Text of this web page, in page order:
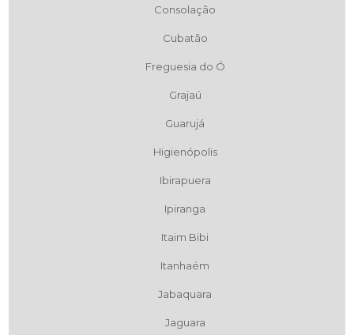
Consolação
Cubatão
Freguesia do Ó
Grajaú
Guarujá
Higienópolis
Ibirapuera
Ipiranga
Itaim Bibi
Itanhaém
Jabaquara
Jaguara